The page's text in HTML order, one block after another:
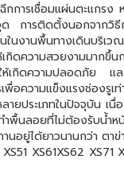
นตะแกรง หรือตาข่า
การติดตั้งนอกจากวิธี
านพื้นทางเดินบริเว
กิดความสวยงามมากขึ้
เกิดความปลอดภัย แ
อความแข็งแรงช่องรูเ
ายประเภทในปัจจุบัน
พื้นลอยที่ไม่ต้องรับน้ำ
นอยู่ได้ยาวนานกว่า ต
XS61XS62